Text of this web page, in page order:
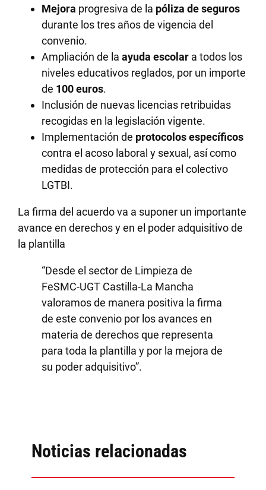
Mejora progresiva de la póliza de seguros
durante los tres años de vigencia del
convenio.
Ampliación de laayuda escolar a todos los
niveles educativos reglados, por un importe
de 100 euros.
Inclusión de nuevas licencias retribuidas
recogidas en la legislación vigente.
Implementación de protocolos específicos
contra el acoso laboral y sexual, así como
medidas de protección para el colectivo
LGTBI.
La firma del acuerdo va a suponer un importante
avance en derechos y en el poder adquisitivo de
la plantilla
“Desde el sector de Limpieza de
FeSMC-UGT Castilla-La Mancha
valoramos de manera positiva la firma
de este convenio por los avances en
materia de derechos que representa
para toda la plantilla y por la mejora de
su poder adquisitivo”.
Noticias relacionadas